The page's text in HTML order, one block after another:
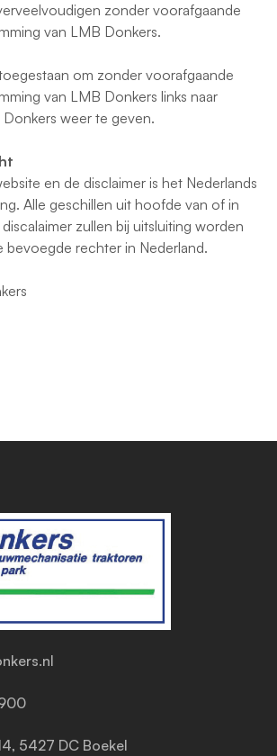
zonder voorafgaande
van LMB Donkers.
om zonder voorafgaande
van LMB Donkers links naar
weer te geven.
en de disclaimer is het Nederlands
Alle geschillen uit hoofde van of in
zullen bij uitsluiting worden
bevoegde rechter in Nederland.
5427 DC Boekel